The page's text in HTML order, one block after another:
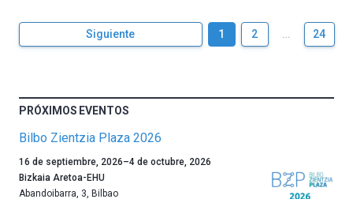
Siguiente 1 2 … 24
PRÓXIMOS EVENTOS
Bilbo Zientzia Plaza 2026
Un
año
más,
16 de septiembre, 2026–4 de octubre, 2026
Bizkaia Aretoa-EHU
Abandoibarra, 3 Bilbao